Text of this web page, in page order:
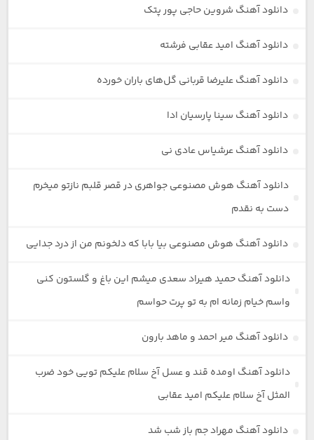
دانلود آهنگ شروین حاجی پور پتک
دانلود آهنگ امید عقابی فرشته
دانلود آهنگ علیرضا قربانی گل‌های باران خورده
دانلود آهنگ سینا پارسیان ادا
دانلود آهنگ عرشیاس عادی نی
دانلود آهنگ هوش مصنوعی جواهری در قصر قلبم نازتو میخرم
دست به نقدم
دانلود آهنگ هوش مصنوعی بیا بابا که دلخونم من از درد جدایی
دانلود آهنگ حمید هیراد سعدی میشم این باغ و گلستون کنی
واسم خیام زمانه ام به تو پرت حواسم
دانلود آهنگ میر احمد و ماهد بارون
دانلود آهنگ اومده قند و عسل آخ سلام علیکم تویی خود ضرب
المثل آخ سلام علیکم امید عقابی
دانلود آهنگ مهراد جم باز شب شد